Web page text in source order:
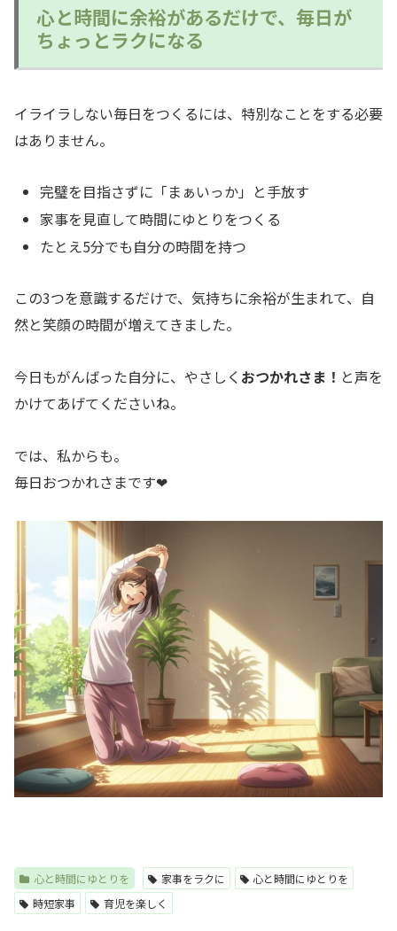
心と時間に余裕があるだけで、毎日が
ちょっとラクになる
イライラしない毎日をつくるには、特別なことをする必要
はありません。
完璧を目指さずに「まぁいっか」と手放す
家事を見直して時間にゆとりをつくる
たとえ5分でも自分の時間を持つ
この3つを意識するだけで、気持ちに余裕が生まれて、自
然と笑顔の時間が増えてきました。
今日もがんばった自分に、やさしく おつかれさま！ と声を
かけてあげてくださいね。
では、私からも。
毎日おつかれさまです❤
心と時間にゆとりを 家事をラクに
心と時間にゆとりを
時短家事
育児を楽しく